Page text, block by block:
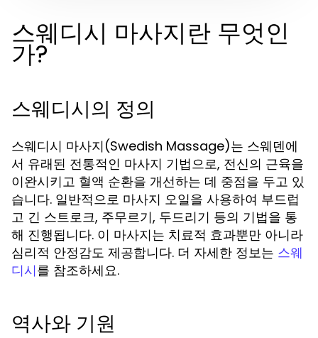
스웨디시 마사지란 무엇인
가?
스웨디시의 정의
스웨디시 마사지(Swedish Massage)는 스웨덴에
서 유래된 전통적인 마사지 기법으로, 전신의 근육을
이완시키고 혈액 순환을 개선하는 데 중점을 두고 있
습니다. 일반적으로 마사지 오일을 사용하여 부드럽
고 긴 스트로크, 주무르기, 두드리기 등의 기법을 통
해 진행됩니다. 이 마사지는 치료적 효과뿐만 아니라
심리적 안정감도 제공합니다. 더 자세한 정보는 스웨
디시를 참조하세요.
역사와 기원